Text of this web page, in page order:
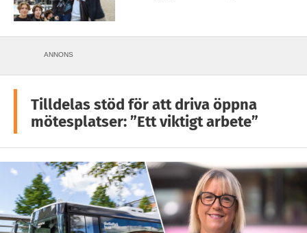
ANNONS
Tilldelas stöd för att driva öppna
mötesplatser: ”Ett viktigt arbete”